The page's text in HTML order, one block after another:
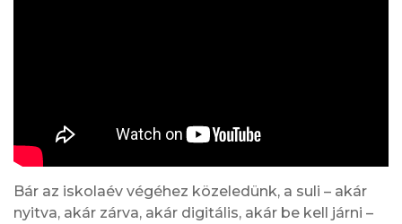
Bár az iskolaév végéhez közeledünk, a suli – akár
nyitva, akár zárva, akár digitális, akár be kell járni –